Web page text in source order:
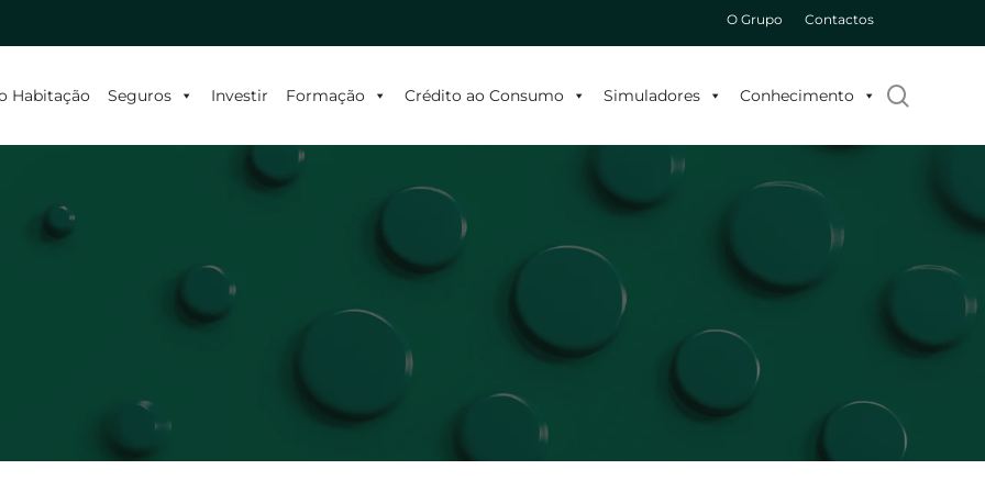
O Grupo Contactos
Habitação Seguros Investir Formação Crédito ao Consumo Simuladores Conhecimento